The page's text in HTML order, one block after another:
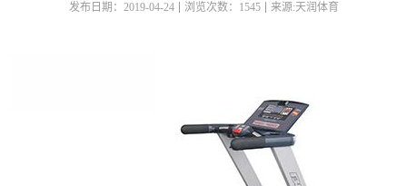
发布日期：2019-04-24 浏览次数：1545 来源:天润体育